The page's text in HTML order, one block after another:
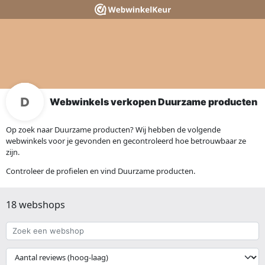
Webwinkels verkopen Duurzame producten
Op zoek naar Duurzame producten? Wij hebben de volgende
webwinkels voor je gevonden en gecontroleerd hoe betrouwbaar ze
zijn.
Controleer de profielen en vind Duurzame producten.
18 webshops
Zoek
een
webshop
{{